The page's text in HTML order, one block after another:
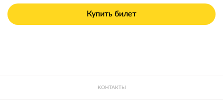
Купить билет
КОНТАКТЫ